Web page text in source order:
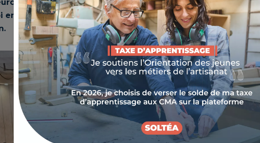
REPper. Ce dernier vise à renforcer l’économie de la
Méditerranée en agissant sur l'offre, la formation et la